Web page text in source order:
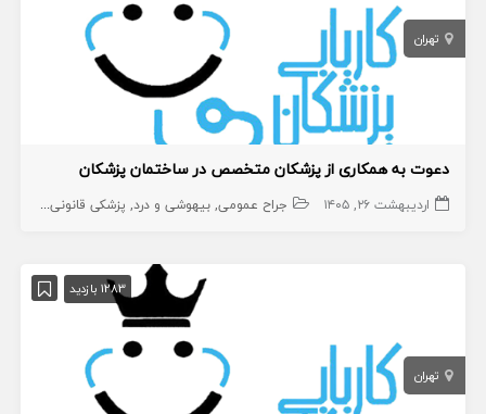
تهران
دعوت به همکاری از پزشکان متخصص در ساختمان پزشکان
اردیبهشت ۲۶, ۱۴۰۵ جراح عمومی بیهوشی و درد پزشکی قانونی و مسمومیت ها
1283 بازدید
تهران